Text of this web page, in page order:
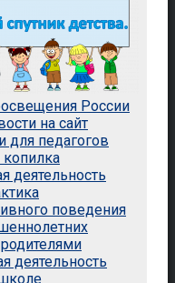
России
на сайт
для педагогов
деятельность
поведения
деятельность